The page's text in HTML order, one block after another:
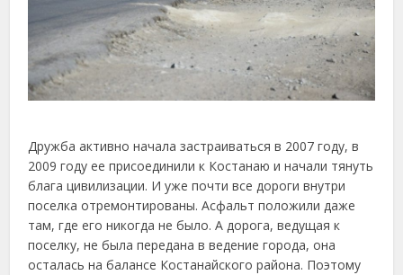
Дружба активно начала застраиваться в 2007 году, в
2009 году ее присоединили к Костанаю и начали тянуть
блага цивилизации. И уже почти все дороги внутри
поселка отремонтированы. Асфальт положили даже
там, где его никогда не было. А дорога, ведущая к
поселку, не была передана в ведение города, она
осталась на балансе Костанайского района. Поэтому